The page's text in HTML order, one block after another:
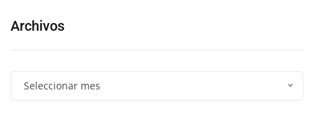
Archivos
Seleccionar mes